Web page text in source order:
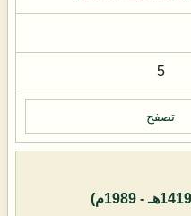
5
تصفح